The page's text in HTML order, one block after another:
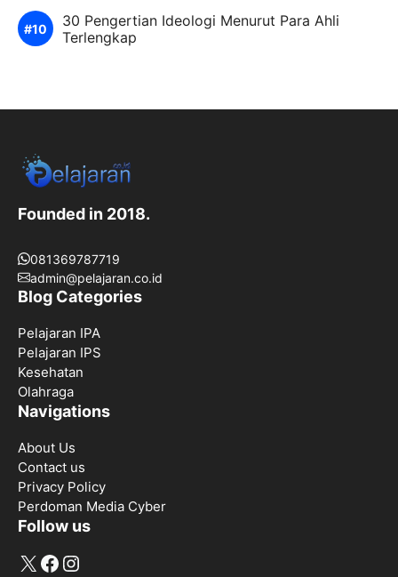
30 Pengertian Ideologi Menurut Para Ahli
Terlengkap
Founded in 2018.
081369787719
admin@pelajaran.co.id
Blog Categories
Pelajaran IPA
Pelajaran IPS
Kesehatan
Olahraga
Navigations
About Us
Contact us
Privacy Policy
Perdoman Media Cyber
Follow us
X Facebook
Instagram